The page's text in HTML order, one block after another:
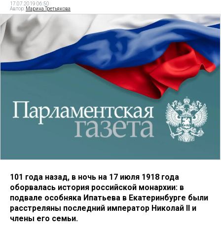
17.07.2019 06:50
Автор: Марина Третьякова
101 года назад, в ночь на 17 июля 1918 года
оборвалась история российской монархии: в
подвале особняка Ипатьева в Екатеринбурге были
расстреляны последний император Николай II и
члены его семьи.